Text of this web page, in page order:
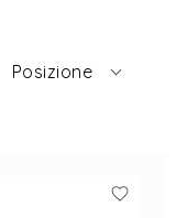
Posizione